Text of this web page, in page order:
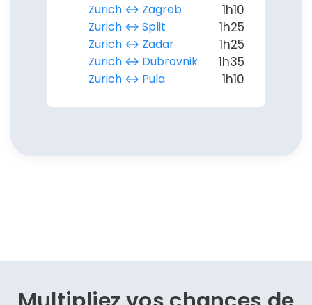
Zurich ↔︎ Zagreb
1h10
Zurich ↔︎ Split 1h25
Zurich ↔︎ Zadar 1h25
Zurich ↔︎ Dubrovnik 1h35
Zurich ↔︎ Pula 1h10